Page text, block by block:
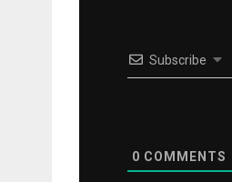
Subscribe
0 COMMENTS